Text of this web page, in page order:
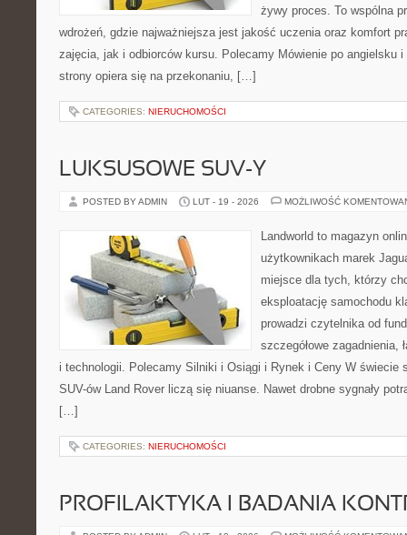
żywy proces. To wspólna
wdrożeń, gdzie najważniejsza jest jakość uczenia oraz komfort
zajęcia, jak i odbiorców kursu. Polecamy Mówienie po angielsku
strony opiera się na przekonaniu, […]
CATEGORIES: NIERUCHOMOŚCI
LUKSUSOWE SUV-Y
POSTED BY ADMIN LUT - 19 - 2026 MOŻLIWOŚĆ
Landworld to magazyn
użytkownikach marek
miejsce dla tych, którzy
eksploatację samochodu
prowadzi czytelnika od
szczegółowe zagadnienia,
i technologii. Polecamy Silniki i Osiągi i Rynek i Ceny W świecie
SUV-ów Land Rover liczą się niuanse. Nawet drobne sygnały
[…]
CATEGORIES: NIERUCHOMOŚCI
PROFILAKTYKA I BADANIA